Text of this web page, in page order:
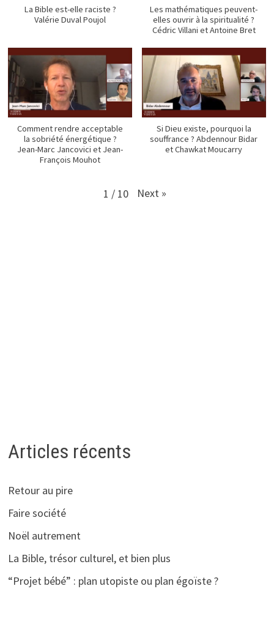
La Bible est-elle raciste ?
Valérie Duval Poujol
Les mathématiques peuvent-
elles ouvrir à la spiritualité ?
Cédric Villani et Antoine Bret
Comment rendre acceptable
la sobriété énergétique ?
Jean-Marc Jancovici et Jean-
François Mouhot
Si Dieu existe, pourquoi la
souffrance ? Abdennour Bidar
et Chawkat Moucarry
1 / 10 Next »
Articles récents
Retour au pire
Faire société
Noël autrement
La Bible, trésor culturel, et bien plus
“Projet bébé” : plan utopiste ou plan égoïste ?